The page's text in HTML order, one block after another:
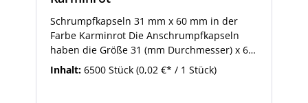
Schrumpfkapseln 31 mm x 60 mm in der
Farbe Karminrot Die Anschrumpfkapseln
haben die Größe 31 (mm Durchmesser) x 60
(mm Höhe). Schrumpfkapseln dieser Größe
sind passend für Flaschen mit 28 mm MCA-
Inhalt: 6500 Stück (0,02 €* / 1 Stück)